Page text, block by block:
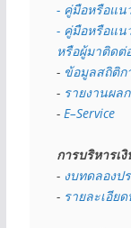
- คู่มือหรือแน
- คู่มือหรือแน
หรือผู้มาติดต่
- ข้อมูลสถิติก
- รายงานผล
- E–Service
การบริหารเ
- งบทดลองป
- รายละเอีย